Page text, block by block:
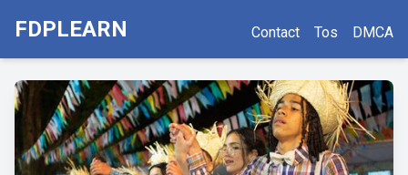
FDPLEARN Contact Tos DMCA